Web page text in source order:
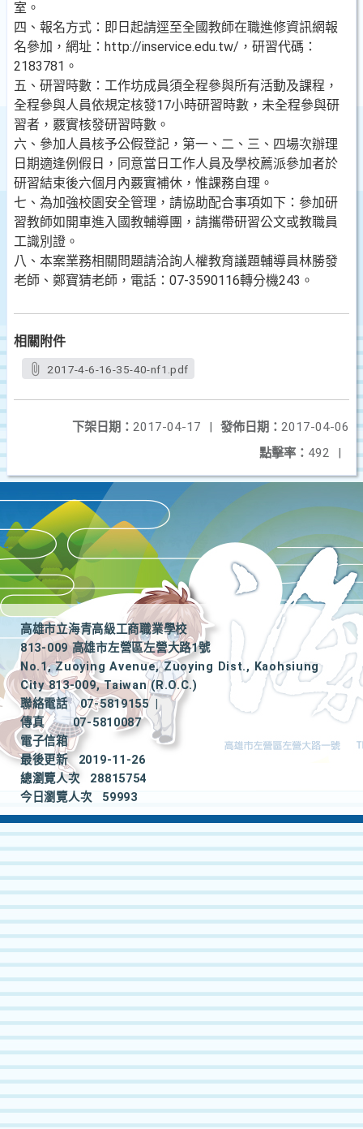
室。
四、報名方式：即日起請逕至全國教師在職進修資訊網報
名參加，網址：http://inservice.edu.tw/，研習代碼：
2183781。
五、研習時數：工作坊成員須全程參與所有活動及課程，
全程參與人員依規定核發17小時研習時數，未全程參與研
習者，覈實核發研習時數。
六、參加人員核予公假登記，第一、二、三、四場次辦理
日期適逢例假日，同意當日工作人員及學校薦派參加者於
研習結束後六個月內覈實補休，惟課務自理。
七、為加強校園安全管理，請協助配合事項如下：參加研
習教師如開車進入國教輔導團，請攜帶研習公文或教職員
工識別證。
八、本案業務相關問題請洽詢人權教育議題輔導員林勝發
老師、鄭寶猜老師，電話：07-3590116轉分機243。
相關附件
2017-4-6-16-35-40-nf1.pdf
發佈日期： 2017-04-06
下架日期： 2017-04-17
|
點擊率： 492 |
高雄市立海青高級工商職業學校
813-009 高雄市左營區左營大路1號
No.1, Zuoying Avenue, Zuoying Dist., Kaohsiung
City 813-009, Taiwan (R.O.C.)
聯絡電話
07-5819155
|
傳真
07-5810087
電子信箱
最後更新
2019-11-26
總瀏覽人次
28815754
今日瀏覽人次
59993